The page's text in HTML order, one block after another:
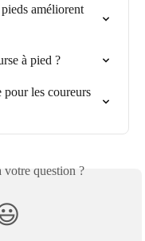
améliorent
à pied ?
pour les coureurs
votre question ?